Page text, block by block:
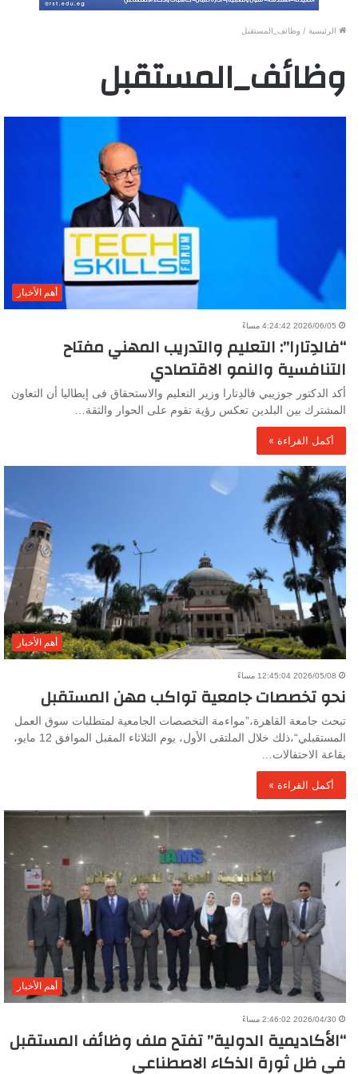
الرئيسية / وظائف_المستقبل
وظائف_المستقبل
أهم الأخبار
2026/06/05 4:24:42 مساءً
“فالدِتارا”: التعليم والتدريب المهني مفتاح
التنافسية والنمو الاقتصادي
أكد الدكتور جوزيبي فالدِتارا وزير التعليم والاستحقاق فى إيطاليا أن التعاون
المشترك بين البلدين تعكس رؤية تقوم على الحوار والثقة…
أكمل القراءة »
أهم الأخبار
2026/05/08 12:45:04 مساءً
نحو تخصصات جامعية تواكب مهن المستقبل
تبحث جامعة القاهرة،”مواءمة التخصصات الجامعية لمتطلبات سوق العمل
المستقبلي“،ذلك خلال الملتقى الأول، يوم الثلاثاء المقبل الموافق 12 مايو،
بقاعة الاحتفالات…
أكمل القراءة »
أهم الأخبار
2026/04/30 2:46:02 مساءً
“الأكاديمية الدولية” تفتح ملف وظائف المستقبل
في ظل ثورة الذكاء الاصطناعي